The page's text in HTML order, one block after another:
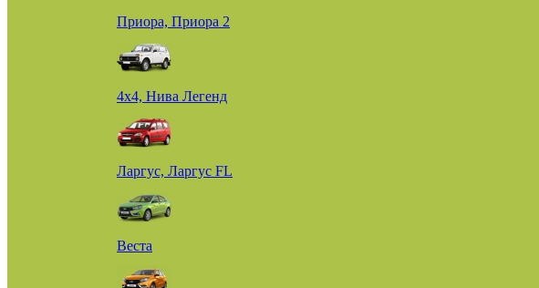
Приора, Приора 2
4х4, Нива Легенд
Ларгус, Ларгус FL
Веста